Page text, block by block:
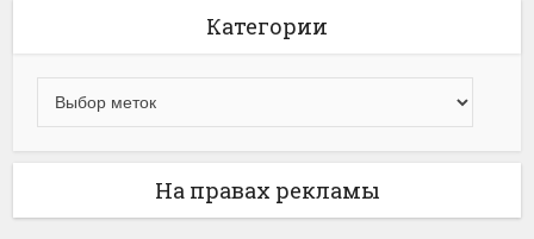
Категории
На правах рекламы